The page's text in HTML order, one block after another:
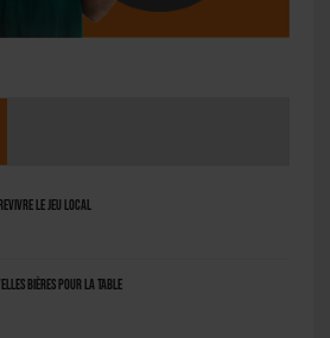
le jeu local
bières pour la table